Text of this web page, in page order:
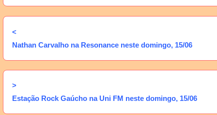
<
Nathan Carvalho na Resonance neste domingo, 15/06
>
Estação Rock Gaúcho na Uni FM neste domingo, 15/06